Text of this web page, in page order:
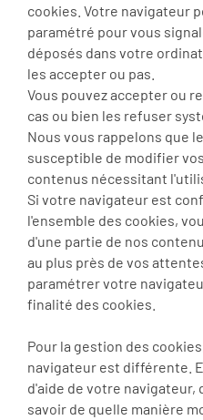
cookies. Votre navigateur
paramétré pour vous
déposés dans votre
les accepter ou pas.
Vous pouvez accepter ou
cas ou bien les refuser
Nous vous rappelons que
susceptible de modifier
contenus nécessitant
Si votre navigateur est
l'ensemble des cookies,
d'une partie de nos
au plus près de vos
paramétrer votre
finalité des cookies.
Pour la gestion des
navigateur est différente.
d'aide de votre navigateur,
savoir de quelle manière